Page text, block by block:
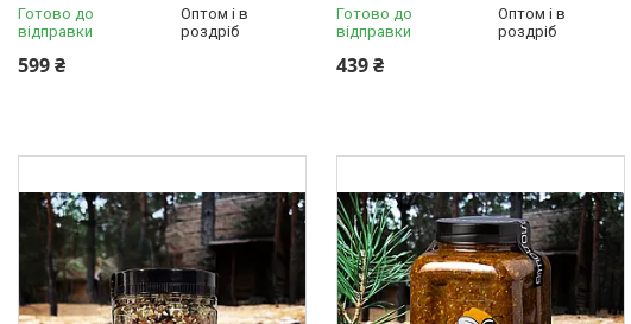
Подарункові набори
Готово до
відправки
Оптом і в
роздріб
599 ₴
Готово до
відправки
Оптом і в
роздріб
439 ₴